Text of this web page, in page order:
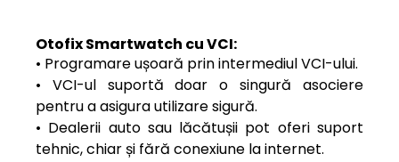
Otofix Smartwatch cu VCI:
• Programare ușoară prin intermediul VCI-ului.
• VCI-ul suportă doar o singură asociere
pentru a asigura utilizare sigură.
• Dealerii auto sau lăcătușii pot oferi suport
tehnic, chiar și fără conexiune la internet.